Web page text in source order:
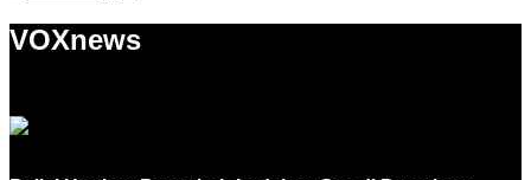
VOXnews